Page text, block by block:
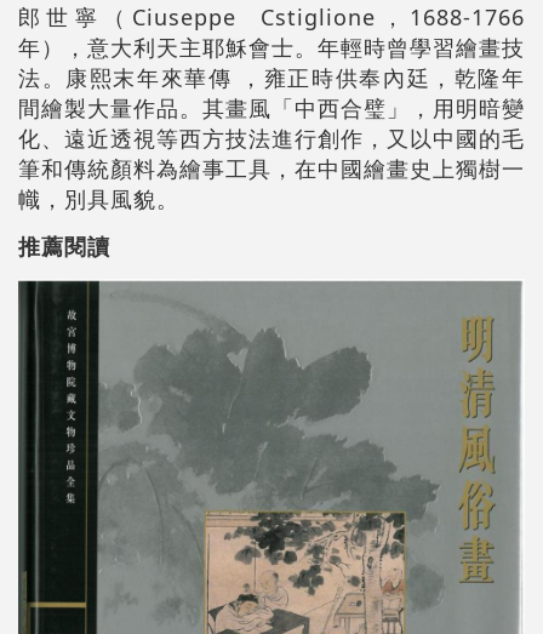
郎世寧（Ciuseppe Cstiglione，1688-1766
年），意大利天主耶穌會士。年輕時曾學習繪畫技
法。康熙末年來華傳 ，雍正時供奉內廷，乾隆年
間繪製大量作品。其畫風「中西合璧」，用明暗變
化、遠近透視等西方技法進行創作，又以中國的毛
筆和傳統顏料為繪事工具，在中國繪畫史上獨樹一
幟，別具風貌。
推薦閱讀